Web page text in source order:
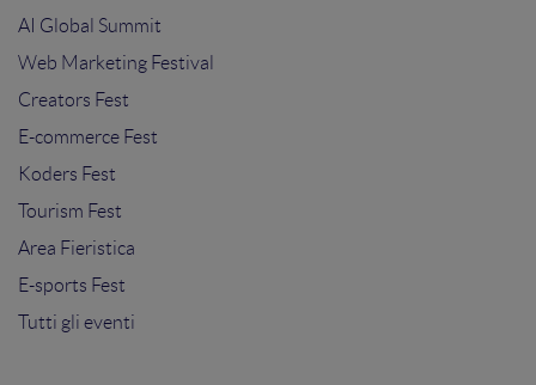
AI Global Summit
Web Marketing Festival
Creators Fest
E-commerce Fest
Koders Fest
Tourism Fest
Area Fieristica
E-sports Fest
Tutti gli eventi